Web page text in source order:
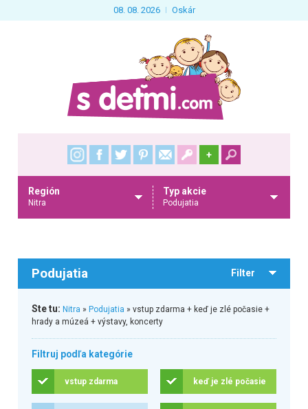
08. 08. 2026 Oskár
+
Región
Nitra
Typ akcie
Podujatia
Podujatia Filter
Ste tu: Nitra » Podujatia » vstup zdarma + keď je zlé počasie +
hrady a múzeá + výstavy, koncerty
Filtruj podľa kategórie
vstup zdarma keď je zlé počasie